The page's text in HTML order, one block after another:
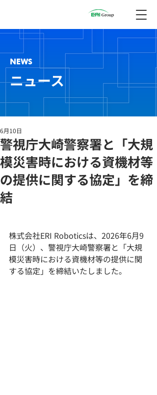
NEWS
ニュース
警視庁大崎警察署と「大規
模災害時における資機材等
の提供に関する協定」を締
結
6月10日
株式会社ERI Roboticsは、2026年6月9
日（火）、警視庁大崎警察署と「大規
模災害時における資機材等の提供に関
する協定」を締結いたしました。